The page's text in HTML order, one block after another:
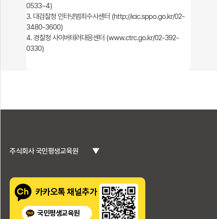
0533~4)
3. 대검찰청 인터넷범죄수사센터 (http://icic.sppo.go.kr/02-
3480-3600)
4. 경찰청 사이버테러대응센터 (www.ctrc.go.kr/02-392-
0330)​
주식회사 국민평생교육원 ▼
카카오톡 채널추가
국민평생교육원